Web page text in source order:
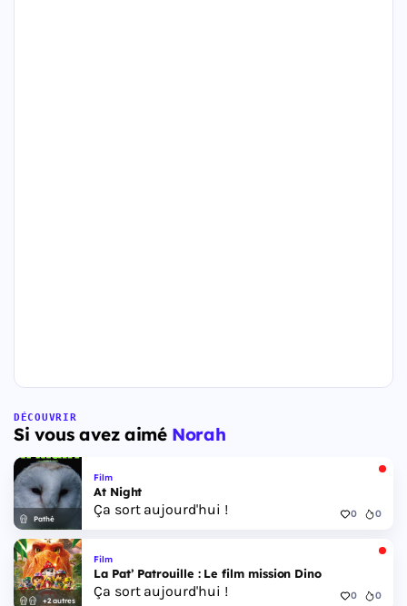
DÉCOUVRIR
Si vous avez aimé Norah
Pathé
Film
At Night
Ça sort aujourd'hui ! 0 0
+2 autres
Film
La Pat’ Patrouille : Le film mission Dino
Ça sort aujourd'hui ! 0 0